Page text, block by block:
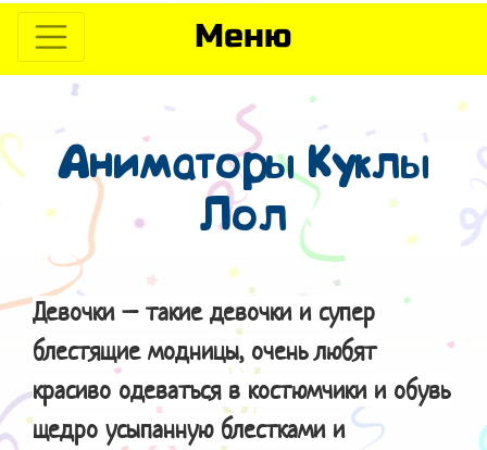
Меню
Аниматоры Куклы
Лол
Девочки – такие девочки и супер
блестящие модницы, очень любят
красиво одеваться в костюмчики и обувь
щедро усыпанную блестками и